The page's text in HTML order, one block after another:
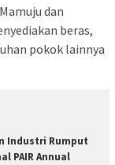
dan
beras,
pokok lainnya
Industri Rumput
PAIR Annual